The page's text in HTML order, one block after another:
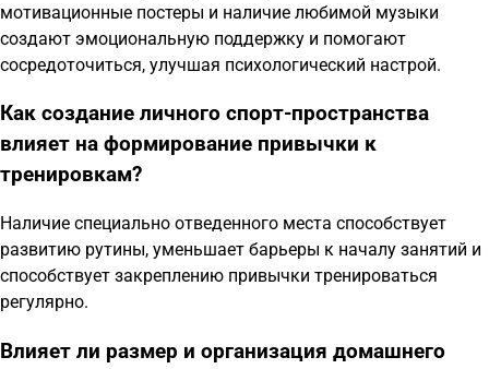
мотивационные постеры и наличие любимой музыки
создают эмоциональную поддержку и помогают
сосредоточиться, улучшая психологический настрой.
Как создание личного спорт-пространства
влияет на формирование привычки к
тренировкам?
Наличие специально отведенного места способствует
развитию рутины, уменьшает барьеры к началу занятий и
способствует закреплению привычки тренироваться
регулярно.
Влияет ли размер и организация домашнего